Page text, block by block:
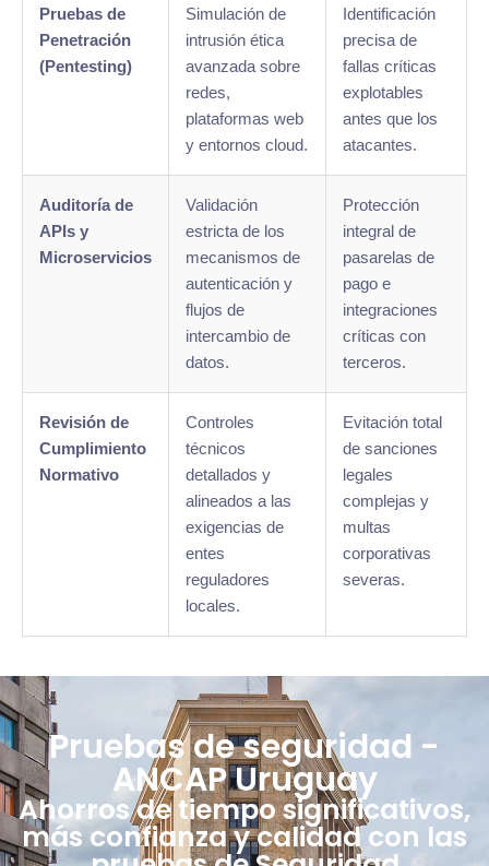
Pruebas de
Penetración
(Pentesting)
Simulación de
intrusión ética
avanzada sobre
redes,
plataformas web
y entornos cloud.
Identificación
precisa de
fallas críticas
explotables
antes que los
atacantes.
Auditoría de
APIs y
Microservicios
Validación
estricta de los
mecanismos de
autenticación y
flujos de
intercambio de
datos.
Protección
integral de
pasarelas de
pago e
integraciones
críticas con
terceros.
Revisión de
Cumplimiento
Normativo
Controles
técnicos
detallados y
alineados a las
exigencias de
entes
reguladores
locales.
Evitación total
de sanciones
legales
complejas y
multas
corporativas
severas.
Pruebas de seguridad -
ANCAP Uruguay
Ahorros de tiempo significativos,
más confianza y calidad con las